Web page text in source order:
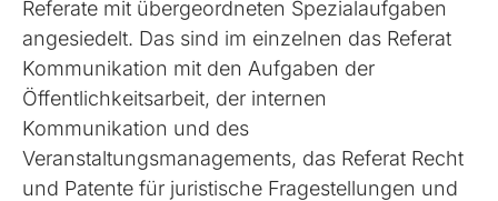
Referate mit übergeordneten Spezialaufgaben
angesiedelt. Das sind im einzelnen das Referat
Kommunikation mit den Aufgaben der
Öffentlichkeitsarbeit, der internen
Kommunikation und des
Veranstaltungsmanagements, das Referat Recht
und Patente für juristische Fragestellungen und